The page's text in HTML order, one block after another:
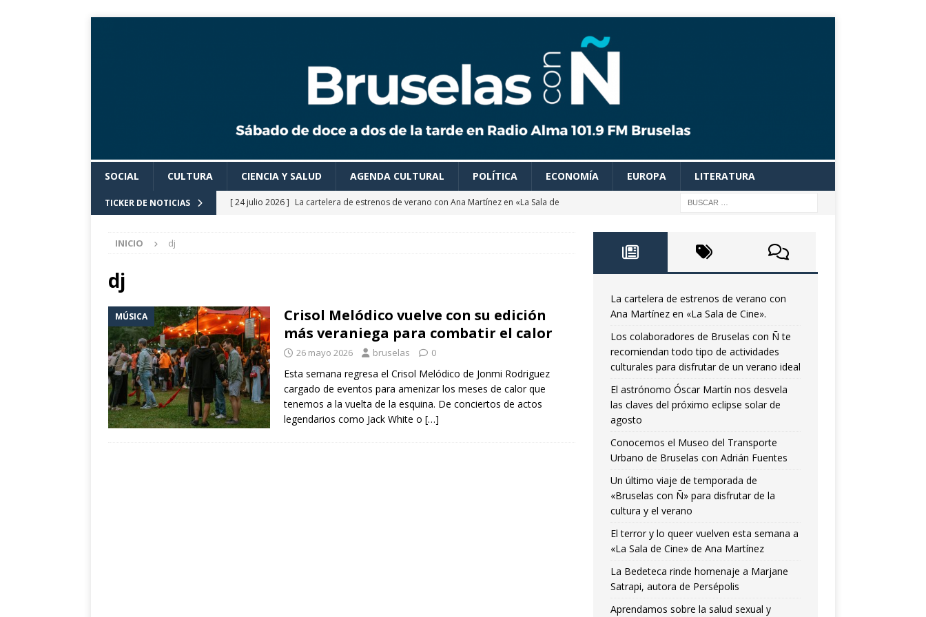
SOCIAL CULTURA CIENCIA Y SALUD AGENDA CULTURAL POLÍTICA ECONOMÍA EUROPA LITERATURA
TICKER DE NOTICIAS [ 24 julio 2026 ] La cartelera de estrenos de verano con Ana Martínez en «La Sala de
eclipse solar de agosto
CIENCIA Y SALUD
[ 24 julio 2026 ]
Conocemos el Museo del Transporte Urbano de Bruselas con Adrián
Fuentes
[ 24 julio 2026 ] Un último viaje de temporada de «Bruselas con Ñ» para disfrutar de
la cultura y el verano
AGENDA CULTURAL
INICIO dj
dj
MÚSICA
Crisol Melódico vuelve con su edición
más veraniega para combatir el calor
26 mayo 2026 bruselas 0
Esta semana regresa el Crisol Melódico de Jonmi Rodriguez
cargado de eventos para amenizar los meses de calor que
tenemos a la vuelta de la esquina. De conciertos de actos
legendarios como Jack White o […]
La cartelera de estrenos de verano con
Ana Martínez en «La Sala de Cine».
Los colaboradores de Bruselas con Ñ te
recomiendan todo tipo de actividades
culturales para disfrutar de un verano ideal
El astrónomo Óscar Martín nos desvela
las claves del próximo eclipse solar de
agosto
Conocemos el Museo del Transporte
Urbano de Bruselas con Adrián Fuentes
Un último viaje de temporada de
«Bruselas con Ñ» para disfrutar de la
cultura y el verano
El terror y lo queer vuelven esta semana a
«La Sala de Cine» de Ana Martínez
La Bedeteca rinde homenaje a Marjane
Satrapi, autora de Persépolis
Aprendamos sobre la salud sexual y